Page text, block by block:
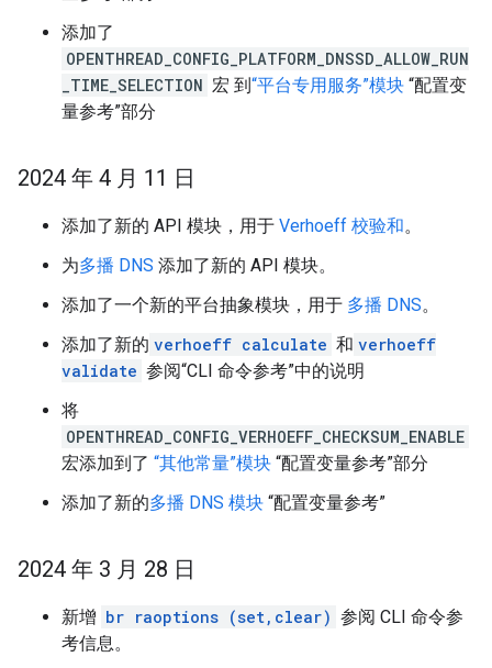
添加了
OPENTHREAD_CONFIG_PLATFORM_DNSSD_ALLOW_RUN
_TIME_SELECTION 宏 到“平台专用服务”模块 “配置变
量参考”部分
2024 年 4 月 11 日
添加了新的 API 模块，用于 Verhoeff 校验和。
为多播 DNS 添加了新的 API 模块。
添加了一个新的平台抽象模块，用于 多播 DNS。
添加了新的 verhoeff calculate 和 verhoeff
validate 参阅“CLI 命令参考”中的说明
将
OPENTHREAD_CONFIG_VERHOEFF_CHECKSUM_ENABLE
宏添加到了 “其他常量”模块 “配置变量参考”部分
添加了新的多播 DNS 模块 “配置变量参考”
2024 年 3 月 28 日
新增 br raoptions (set,clear) 参阅 CLI 命令参
考信息。